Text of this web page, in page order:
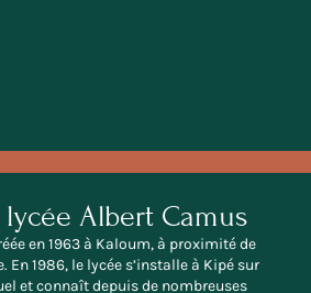
Albert Camus
en 1963 à Kaloum, à proximité de
En 1986, le lycée s’installe à Kipé sur
et connaît depuis de nombreuses